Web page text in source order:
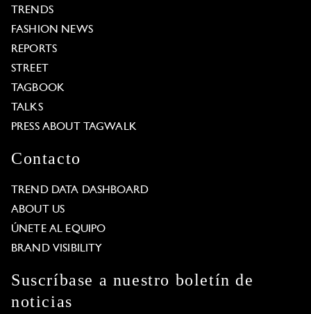
TRENDS
FASHION NEWS
REPORTS
STREET
TAGBOOK
TALKS
PRESS ABOUT TAGWALK
Contacto
TREND DATA DASHBOARD
ABOUT US
ÚNETE AL EQUIPO
BRAND VISIBILITY
Suscríbase a nuestro boletín de
noticias